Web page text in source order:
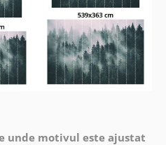
unde motivul este ajustat